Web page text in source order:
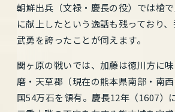
朝鮮出兵（文禄・慶長の役）では槍
に献上したという逸話も残っており
武勇を誇ったことが伺えます。
関ヶ原の戦いでは、加藤は徳川方に
磨・天草郡（現在の熊本県南部・南
国54万石を領有。慶長12年（1607）